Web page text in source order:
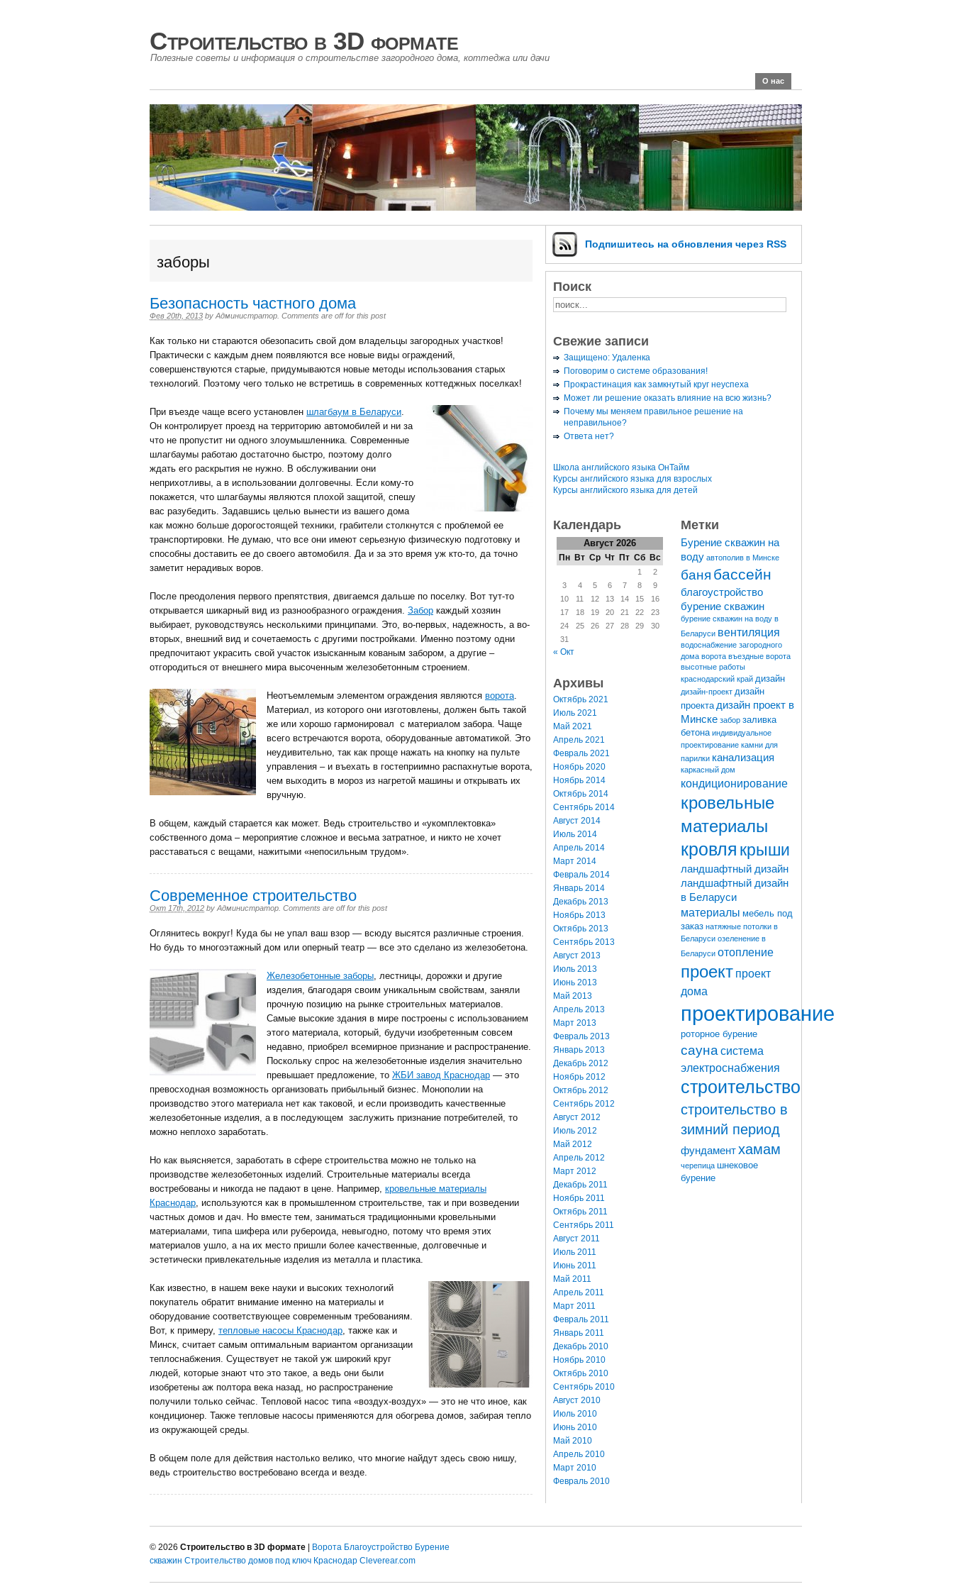
Строительство в 3D формате
Полезные советы и информация о строительстве загородного дома, коттеджа или дачи
О нас
заборы
Безопасность частного дома
Фев 20th, 2013 by Администратор Comments are off for this post
Как только ни стараются обезопасить свой дом владельцы загородных участков!
Практически с каждым днем появляются все новые виды ограждений,
совершенствуются старые, придумываются новые методы использования старых
технологий. Поэтому чего только не встретишь в современных коттеджных поселках!
При въезде чаще всего установлен шлагбаум в Беларуси.
Он контролирует проезд на территорию автомобилей и ни за
что не пропустит ни одного злоумышленника. Современные
шлагбаумы работаю достаточно быстро, поэтому долго
ждать его раскрытия не нужно. В обслуживании они
неприхотливы, а в использовании долговечны. Если кому-то
покажется, что шлагбаумы являются плохой защитой, спешу
вас разубедить. Задавшись целью вынести из вашего дома
как можно больше дорогостоящей техники, грабители столкнутся с проблемой ее
транспортировки. Не думаю, что все они имеют серьезную физическую подготовку и
способны доставить ее до своего автомобиля. Да и за это время уж кто-то, да точно
заметит нерадивых воров.
После преодоления первого препятствия, двигаемся дальше по поселку. Вот тут-то
открывается шикарный вид из разнообразного ограждения. Забор каждый хозяин
выбирает, руководствуясь несколькими принципами. Это, во-первых, надежность, а во-
вторых, внешний вид и сочетаемость с другими постройками. Именно поэтому одни
предпочитают украсить свой участок изысканным кованым забором, а другие –
отгородиться от внешнего мира высоченным железобетонным строением.
Неотъемлемым элементом ограждения являются ворота.
Материал, из которого они изготовлены, должен быть такой
же или хорошо гармонировал с материалом забора. Чаще
всего встречаются ворота, оборудованные автоматикой. Это
неудивительно, так как проще нажать на кнопку на пульте
управления – и въехать в гостеприимно распахнутые ворота,
чем выходить в мороз из нагретой машины и открывать их
вручную.
В общем, каждый старается как может. Ведь строительство и «укомплектовка»
собственного дома – мероприятие сложное и весьма затратное, и никто не хочет
расставаться с вещами, нажитыми «непосильным трудом».
Современное строительство
Окт 17th, 2012 by Администратор Comments are off for this post
Оглянитесь вокруг! Куда бы не упал ваш взор — всюду высятся различные строения.
Но будь то многоэтажный дом или оперный театр — все это сделано из железобетона.
Железобетонные заборы, лестницы, дорожки и другие
изделия, благодаря своим уникальным свойствам, заняли
прочную позицию на рынке строительных материалов.
Самые высокие здания в мире построены с использованием
этого материала, который, будучи изобретенным совсем
недавно, приобрел всемирное признание и распространение.
Поскольку спрос на железобетонные изделия значительно
превышает предложение, то ЖБИ завод Краснодар — это
превосходная возможность организовать прибыльный бизнес. Монополии на
производство этого материала нет как таковой, и если производить качественные
железобетонные изделия, а в последующем заслужить признание потребителей, то
можно неплохо заработать.
Но как выясняется, заработать в сфере строительства можно не только на
производстве железобетонных изделий. Строительные материалы всегда
востребованы и никогда не падают в цене. Например, кровельные материалы
Краснодар, используются как в промышленном строительстве, так и при возведении
частных домов и дач. Но вместе тем, заниматься традиционными кровельными
материалами, типа шифера или рубероида, невыгодно, потому что время этих
материалов ушло, а на их место пришли более качественные, долговечные и
эстетически привлекательные изделия из металла и пластика.
Как известно, в нашем веке науки и высоких технологий
покупатель обратит внимание именно на материалы и
оборудование соответствующее современным требованиям.
Вот, к примеру, тепловые насосы Краснодар, также как и
Минск, считает самым оптимальным вариантом организации
теплоснабжения. Существует не такой уж широкий круг
людей, которые знают что это такое, а ведь они были
изобретены аж полтора века назад, но распространение
получили только сейчас. Тепловой насос типа «воздух-воздух» — это не что иное, как
кондиционер. Также тепловые насосы применяются для обогрева домов, забирая тепло
из окружающей среды.
В общем поле для действия настолько велико, что многие найдут здесь свою нишу,
ведь строительство востребовано всегда и везде.
Подпишитесь на обновления через RSS
Поиск
Свежие записи
Защищено: Удаленка
Поговорим о системе образования!
Прокрастинация как замкнутый круг неуспеха
Может ли решение оказать влияние на всю жизнь?
Почему мы меняем правильное решение на
неправильное?
Ответа нет?
Школа английского языка ОнТайм
Курсы английского языка для взрослых
Курсы английского языка для детей
Календарь
Август 2026
Пн Вт Ср Чт Пт Сб Вс
1
2
3
4 5 6 7 8
9
10
11 12 13 14 15
16
17
18 19 20 21 22
23
24
25 26 27 28 29
30
31
« Окт
Архивы
Октябрь 2021
Июль 2021
Май 2021
Апрель 2021
Февраль 2021
Ноябрь 2020
Ноябрь 2014
Октябрь 2014
Сентябрь 2014
Август 2014
Июль 2014
Апрель 2014
Март 2014
Февраль 2014
Январь 2014
Декабрь 2013
Ноябрь 2013
Октябрь 2013
Сентябрь 2013
Август 2013
Июль 2013
Июнь 2013
Май 2013
Апрель 2013
Март 2013
Февраль 2013
Январь 2013
Декабрь 2012
Ноябрь 2012
Октябрь 2012
Сентябрь 2012
Август 2012
Июль 2012
Май 2012
Апрель 2012
Март 2012
Декабрь 2011
Ноябрь 2011
Октябрь 2011
Сентябрь 2011
Август 2011
Июль 2011
Июнь 2011
Май 2011
Апрель 2011
Март 2011
Февраль 2011
Январь 2011
Декабрь 2010
Ноябрь 2010
Октябрь 2010
Сентябрь 2010
Август 2010
Июль 2010
Июнь 2010
Май 2010
Апрель 2010
Март 2010
Февраль 2010
Метки
Бурение скважин на
воду автополив в Минске
баня бассейн
благоустройство
бурение скважин
бурение скважин на воду в
Беларуси вентиляция
водоснабжение загородного
дома ворота въездные ворота
высотные работы
краснодарский край дизайн
дизайн-проект дизайн
проекта дизайн проект в
Минске забор заливка
бетона индивидуальное
проектирование камни для
парилки канализация
каркасный дом
кондиционирование
кровельные
материалы
кровля крыши
ландшафтный дизайн
ландшафтный дизайн
в Беларуси
материалы мебель под
заказ натяжные потолки в
Беларуси озеленение в
Беларуси отопление
проект проект
дома
проектирование
роторное бурение
сауна система
электроснабжения
строительство
строительство в
зимний период
фундаментхамам
черепица шнековое
бурение
© 2026 Строительство в 3D формате | Ворота Благоустройство Бурение
скважин Строительство домов под ключ Краснодар Cleverear.com